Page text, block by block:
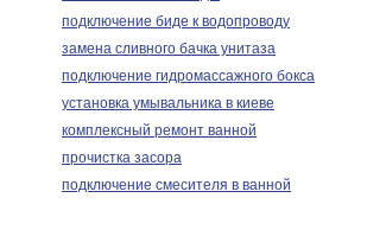
подключение биде к водопроводу
замена сливного бачка унитаза
подключение гидромассажного бокса
установка умывальника в киеве
комплексный ремонт ванной
прочистка засора
подключение смесителя в ванной